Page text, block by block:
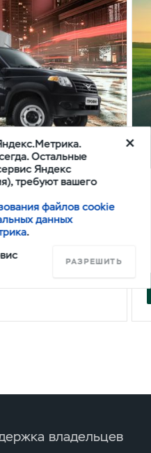
ТО
владельцев
Остальные
Яндекс
требуют вашего
файлов cookie
данных
.
РАЗРЕШИТЬ